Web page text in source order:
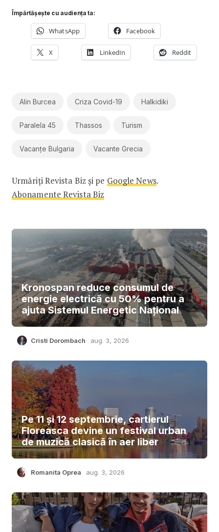
Împărtășește cu audiența ta:
WhatsApp Facebook
X LinkedIn Reddit
Alin Burcea Criza Covid-19 Halkidiki
Paralela 45 Thassos Turism
Vacanțe Bulgaria Vacante Grecia
Urmăriți Revista Biz și pe Google News.
Abonamente Revista Biz
Kronospan reduce consumul de
energie electrică cu 50% pentru a
ajuta Sistemul Energetic Național
Cristi Dorombach aug. 3, 2026
Pe 11 și 12 septembrie, cartierul
Floreasca devine un festival urban
de muzică clasică în aer liber
Romanita Oprea aug. 3, 2026